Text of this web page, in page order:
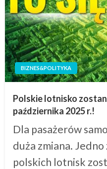
BIZNES&POLITYKA
Polskie lotnisko
października 2025 r.!
Dla pasażerów
duża zmiana.
polskich lotnisk